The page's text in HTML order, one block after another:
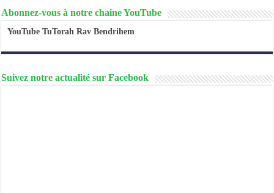
Abonnez-vous à notre chaine YouTube
YouTube TuTorah Rav Bendrihem
Suivez notre actualité sur Facebook